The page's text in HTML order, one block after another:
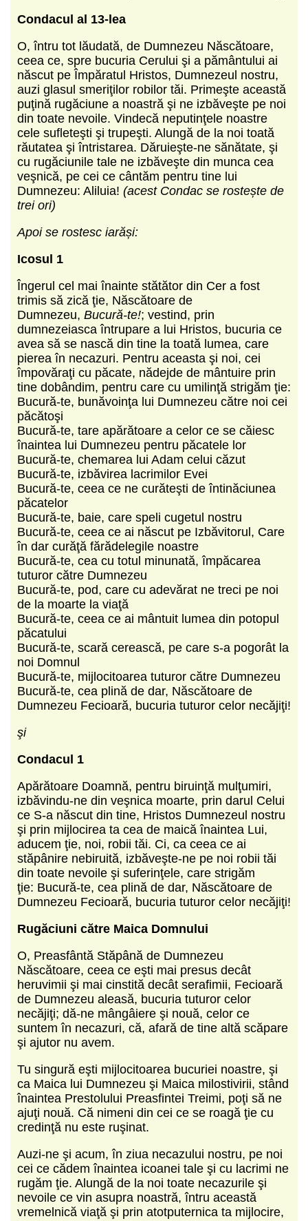
Condacul al 13-lea
O, întru tot lăudată, de Dumnezeu Născătoare,
ceea ce, spre bucuria Cerului şi a pământului ai
născut pe Împăratul Hristos, Dumnezeul nostru,
auzi glasul smeriţilor robilor tăi. Primeşte această
puţină rugăciune a noastră şi ne izbăveşte pe noi
din toate nevoile. Vindecă neputinţele noastre
cele sufleteşti şi trupeşti. Alungă de la noi toată
răutatea şi întristarea. Dăruieşte-ne sănătate, şi
cu rugăciunile tale ne izbăveşte din munca cea
veşnică, pe cei ce cântăm pentru tine lui
Dumnezeu: Aliluia! (acest Condac se rostește de
trei ori)
Apoi se rostesc iarăși:
Icosul 1
Îngerul cel mai înainte stătător din Cer a fost
trimis să zică ţie, Născătoare de
Dumnezeu, Bucură-te!; vestind, prin
dumnezeiasca întrupare a lui Hristos, bucuria ce
avea să se nască din tine la toată lumea, care
pierea în necazuri. Pentru aceasta şi noi, cei
împovăraţi cu păcate, nădejde de mântuire prin
tine dobândim, pentru care cu umilinţă strigăm ţie:
Bucură-te, bunăvoinţa lui Dumnezeu către noi cei
păcătoşi
Bucură-te, tare apărătoare a celor ce se căiesc
înaintea lui Dumnezeu pentru păcatele lor
Bucură-te, chemarea lui Adam celui căzut
Bucură-te, izbăvirea lacrimilor Evei
Bucură-te, ceea ce ne curăteşti de întinăciunea
păcatelor
Bucură-te, baie, care speli cugetul nostru
Bucură-te, ceea ce ai născut pe Izbăvitorul, Care
în dar curăţă fărădelegile noastre
Bucură-te, cea cu totul minunată, împăcarea
tuturor către Dumnezeu
Bucură-te, pod, care cu adevărat ne treci pe noi
de la moarte la viaţă
Bucură-te, ceea ce ai mântuit lumea din potopul
păcatului
Bucură-te, scară cerească, pe care s-a pogorât la
noi Domnul
Bucură-te, mijlocitoarea tuturor către Dumnezeu
Bucură-te, cea plină de dar, Născătoare de
Dumnezeu Fecioară, bucuria tuturor celor necăjiţi!
şi
Condacul 1
Apărătoare Doamnă, pentru biruinţă mulţumiri,
izbăvindu-ne din veşnica moarte, prin darul Celui
ce S-a născut din tine, Hristos Dumnezeul nostru
şi prin mijlocirea ta cea de maică înaintea Lui,
aducem ţie, noi, robii tăi. Ci, ca ceea ce ai
stăpânire nebiruită, izbăveşte-ne pe noi robii tăi
din toate nevoile şi suferinţele, care strigăm
ţie: Bucură-te, cea plină de dar, Născătoare de
Dumnezeu Fecioară, bucuria tuturor celor necăjiţi!
Rugăciuni către Maica Domnului
O, Preasfântă Stăpână de Dumnezeu
Născătoare, ceea ce eşti mai presus decât
heruvimii şi mai cinstită decât serafimii, Fecioară
de Dumnezeu aleasă, bucuria tuturor celor
necăjiţi; dă-ne mângâiere şi nouă, celor ce
suntem în necazuri, că, afară de tine altă scăpare
şi ajutor nu avem.
Tu singură eşti mijlocitoarea bucuriei noastre, şi
ca Maica lui Dumnezeu şi Maica milostivirii, stând
înaintea Prestolului Preasfintei Treimi, poţi să ne
ajuţi nouă. Că nimeni din cei ce se roagă ţie cu
credinţă nu este ruşinat.
Auzi-ne şi acum, în ziua necazului nostru, pe noi
cei ce cădem înaintea icoanei tale şi cu lacrimi ne
rugăm ţie. Alungă de la noi toate necazurile şi
nevoile ce vin asupra noastră, întru această
vremelnică viaţă şi prin atotputernica ta mijlocire,